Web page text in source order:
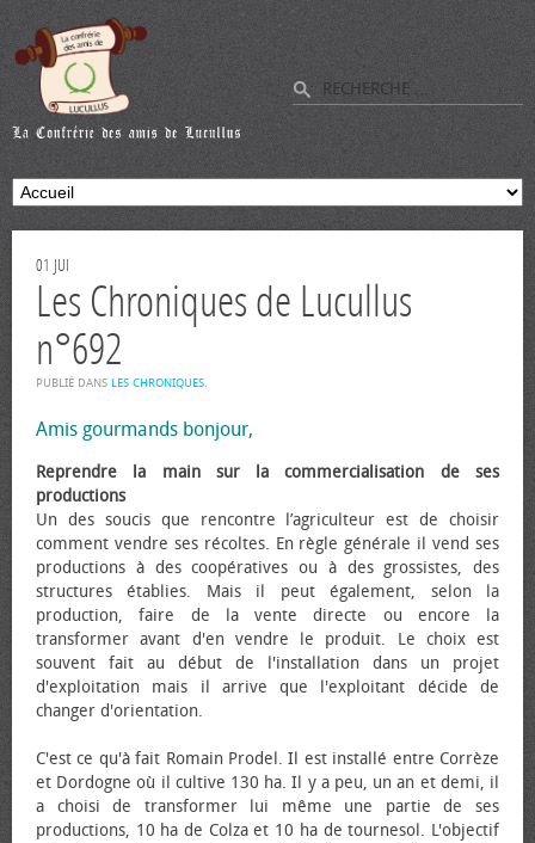
01 JUI
Les Chroniques de Lucullus
n°692
PUBLIÉ DANS LES CHRONIQUES.
Amis gourmands bonjour,
Reprendre la main sur la commercialisation de ses
productions
Un des soucis que rencontre l’agriculteur est de choisir
comment vendre ses récoltes. En règle générale il vend ses
productions à des coopératives ou à des grossistes, des
structures établies. Mais il peut également, selon la
production, faire de la vente directe ou encore la
transformer avant d'en vendre le produit. Le choix est
souvent fait au début de l'installation dans un projet
d'exploitation mais il arrive que l'exploitant décide de
changer d'orientation.
C'est ce qu'à fait Romain Prodel. Il est installé entre Corrèze
et Dordogne où il cultive 130 ha. Il y a peu, un an et demi, il
a choisi de transformer lui même une partie de ses
productions, 10 ha de Colza et 10 ha de tournesol. L'objectif